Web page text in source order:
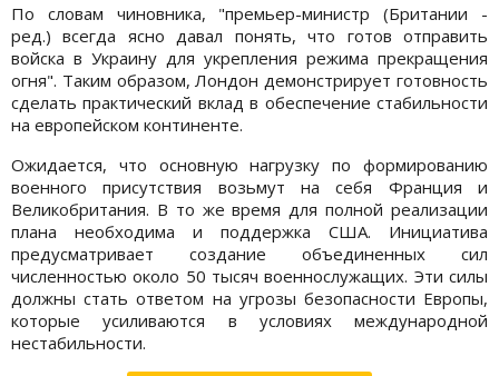
По словам чиновника, "премьер-министр (Британии -
ред.) всегда ясно давал понять, что готов отправить
войска в Украину для укрепления режима прекращения
огня". Таким образом, Лондон демонстрирует готовность
сделать практический вклад в обеспечение стабильности
на европейском континенте.
Ожидается, что основную нагрузку по формированию
военного присутствия возьмут на себя Франция и
Великобритания. В то же время для полной реализации
плана необходима и поддержка США. Инициатива
предусматривает создание объединенных сил
численностью около 50 тысяч военнослужащих. Эти силы
должны стать ответом на угрозы безопасности Европы,
которые усиливаются в условиях международной
нестабильности.